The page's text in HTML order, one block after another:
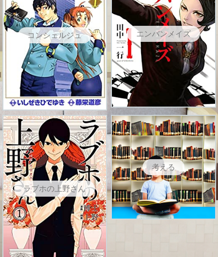
コンシェルジュ エンバンメイズ
ラブホの上野さん
考える